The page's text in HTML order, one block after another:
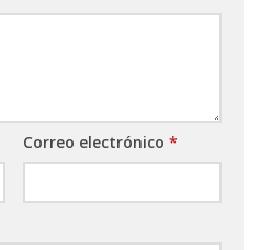
Correo electrónico *